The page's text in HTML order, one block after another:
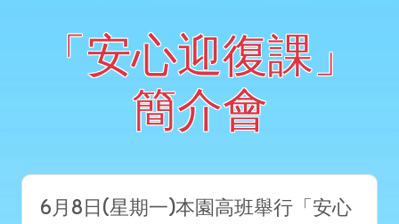
「安心迎復課」
簡介會
6月8日(星期一)本園高班舉行「安心